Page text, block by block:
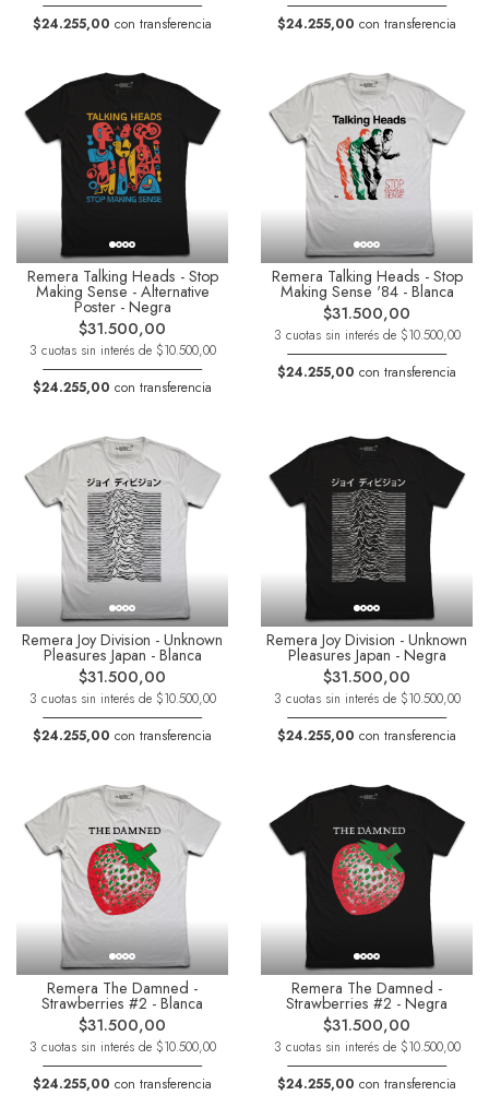
$24.255,00 con transferencia
$24.255,00 con transferencia
Remera Talking Heads - Stop
Making Sense - Alternative
Poster - Negra
$31.500,00
3 cuotas sin interés de $10.500,00
$24.255,00 con transferencia
Remera Talking Heads - Stop
Making Sense '84 - Blanca
$31.500,00
3 cuotas sin interés de $10.500,00
$24.255,00 con transferencia
Remera Joy Division - Unknown
Pleasures Japan - Blanca
$31.500,00
3 cuotas sin interés de $10.500,00
$24.255,00 con transferencia
Remera Joy Division - Unknown
Pleasures Japan - Negra
$31.500,00
3 cuotas sin interés de $10.500,00
$24.255,00 con transferencia
Remera The Damned -
Strawberries #2 - Blanca
$31.500,00
3 cuotas sin interés de $10.500,00
$24.255,00 con transferencia
Remera The Damned -
Strawberries #2 - Negra
$31.500,00
3 cuotas sin interés de $10.500,00
$24.255,00 con transferencia